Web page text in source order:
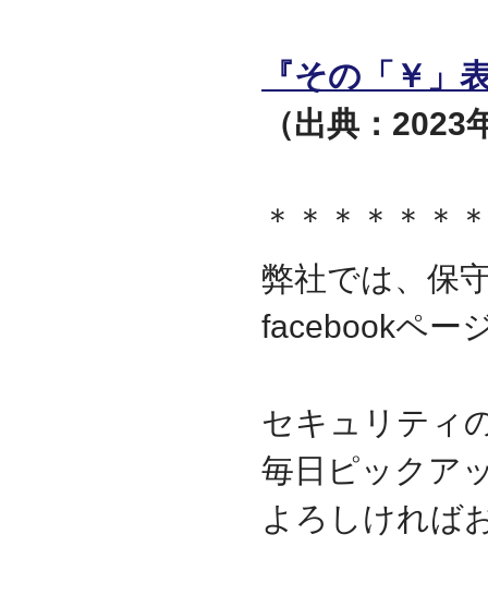
『その「￥」
（出典：
＊＊＊＊＊＊
弊社では、保
facebookペー
セキュリティ
毎日ピックア
よろしければ